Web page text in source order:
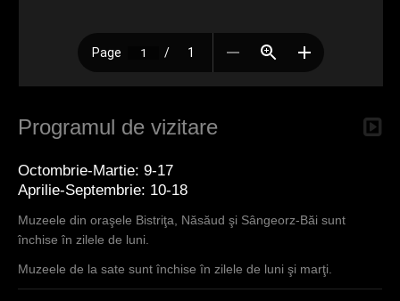
Programul de vizitare
Octombrie-Martie: 9-17
Aprilie-Septembrie: 10-18
Muzeele din oraşele Bistriţa, Năsăud şi Sângeorz-Băi sunt
închise în zilele de luni.
Muzeele de la sate sunt închise în zilele de luni şi marţi.